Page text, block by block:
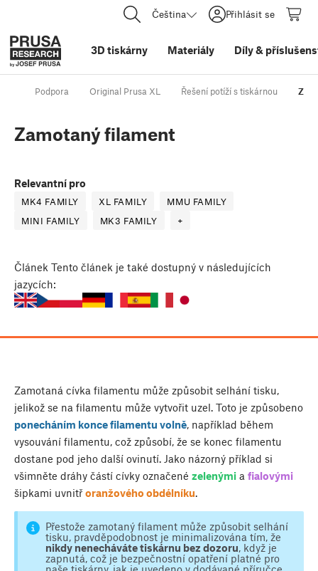
Čeština Přihlásit se
3D tiskárny Materiály Díly&
Podpora Original Prusa XL Řešení potíží s tiskárnou
Zamotaný filament
Relevantní pro
MK4 FAMILY XL FAMILY
MMU FAMILY
MINI FAMILY
MK3 FAMILY +
Článek Tento článek je také dostupný v následujících
jazycích:
Zamotaná cívka filamentu může způsobit selhání tisku,
jelikož se na filamentu může vytvořit uzel. Toto je způsobeno
ponecháním konce filamentu volně, například během
vysouvání filamentu, což způsobí, že se konec filamentu
dostane pod jeho další ovinutí. Jako názorný příklad si
všimněte dráhy částí cívky označené zelenými a fialovými
šipkami uvnitř oranžového obdélníku.
Přestože zamotaný filament může způsobit selhání
tisku, pravděpodobnost je minimalizována tím, že
nikdy nenecháváte tiskárnu bez dozoru, když je
zapnutá, což je bezpečnostní opatření platné pro